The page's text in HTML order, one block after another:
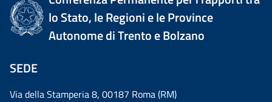
lo Stato, le Regioni e le Province
Autonome di Trento e Bolzano
SEDE
Via della Stamperia 8, 00187 Roma (RM)